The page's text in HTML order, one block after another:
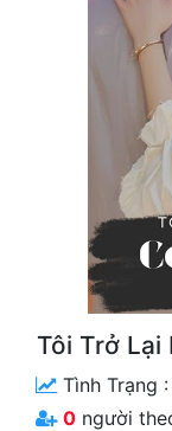
Truyện Nhập Môn
Xa Lộ Dịch
Tôi Trở Lại
Tình Trạng
0 người